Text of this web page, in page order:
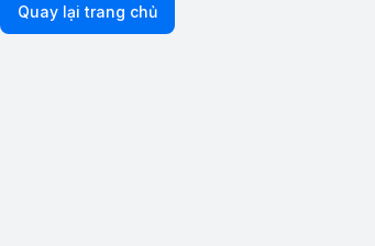
Quay lại trang chủ